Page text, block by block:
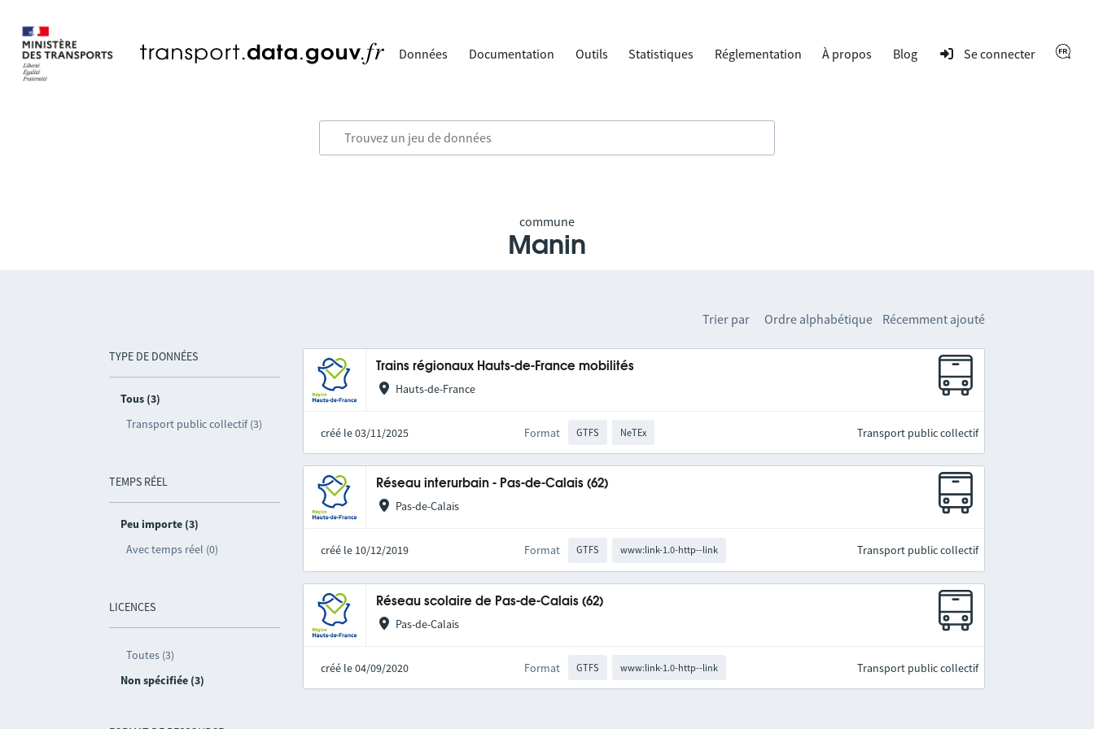
Données Documentation Outils Statistiques Réglementation À propos Blog Se connecter
commune
Manin
TYPE DE DONNÉES
Tous (3)
Transport public collectif (3)
TEMPS RÉEL
Peu importe (3)
Avec temps réel (0)
LICENCES
Toutes (3)
Non spécifiée (3)
Trier par Ordre alphabétique Récemment ajouté
Trains régionaux Hauts-de-France mobilités
Hauts-de-France
créé le 03/11/2025 Format GTFS NeTEx Transport public collectif
Réseau interurbain - Pas-de-Calais (62)
Pas-de-Calais
créé le 10/12/2019 Format GTFS www:link-1.0-http--link Transport public collectif
Réseau scolaire de Pas-de-Calais (62)
Pas-de-Calais
créé le 04/09/2020 Format GTFS www:link-1.0-http--link Transport public collectif